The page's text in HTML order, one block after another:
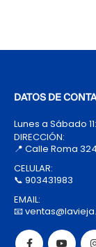
DATOS DE
Lunes a Sábado
DIRECCIÓN:
📍 Calle Roma
CELULAR:
📞 903431983
EMAIL:
📧